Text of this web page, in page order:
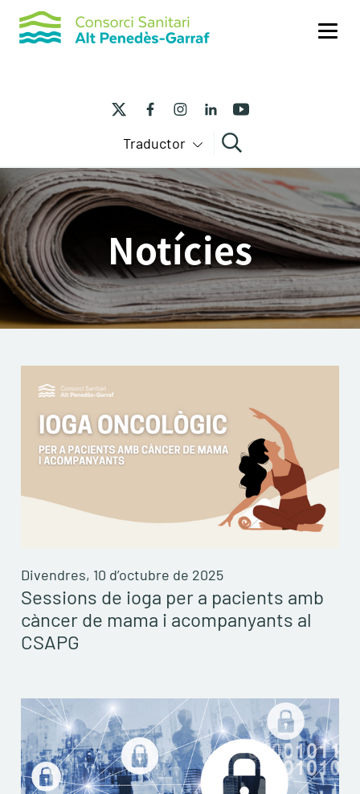
Traductor Cercar
Notícies
Divendres, 10 d’octubre de 2025
Sessions de ioga per a pacients amb
càncer de mama i acompanyants al
CSAPG